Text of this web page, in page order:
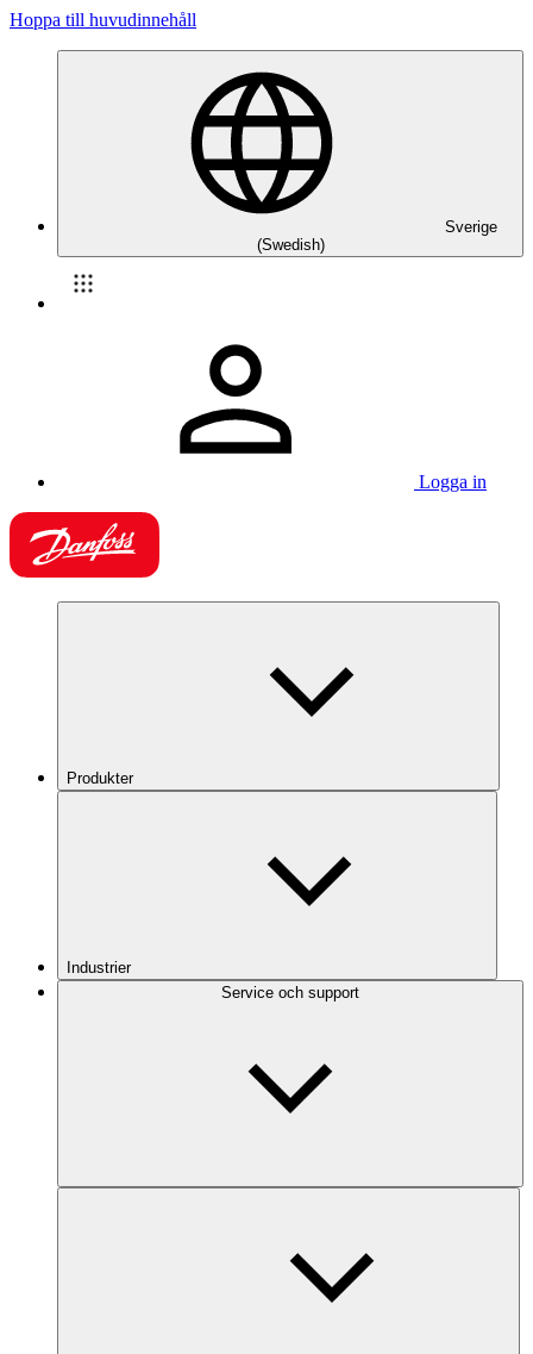
Hoppa till huvudinnehåll
Sverige
(Swedish)
Logga in
Produkter
Industrier
Service och support